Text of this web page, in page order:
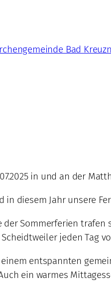
Bad
in und an der
in diesem Jahr unsere
der Sommerferien
jeden Tag
einem entspannten
ein warmes